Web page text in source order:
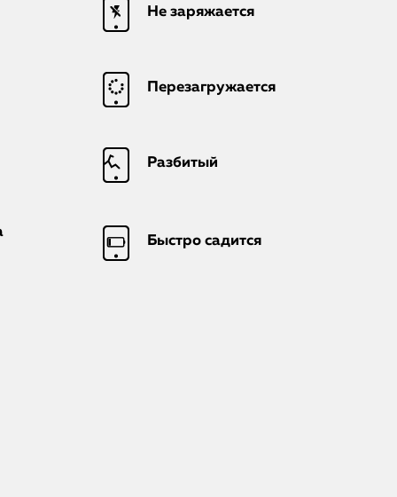
Не заряжается
Перезагружается
Разбитый
Быстро садится